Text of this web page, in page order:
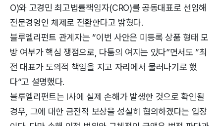
O)와 고경민 최고법률책임자(CRO)를 공동대표로 선임해
전문경영인 체제로 전환한다고 밝혔다.
블루엘리펀트 관계자는 “이번 사안은 미등록 상품 형태 모
방 여부가 핵심 쟁점으로, 다툼의 여지는 있다”면서도 “최
전 대표가 도의적 책임을 지고 자리에서 물러나기로 했
다”고 설명했다.
블루엘리펀트는 I사에 실제 손해가 발생한 것으로 확인될
경우, 그에 대한 금전적 보상을 성실히 협의하겠다는 입장